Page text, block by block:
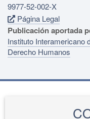
9977-52-002-X
Página Legal
Publicación aportada
Instituto Interamericano
Derecho Humanos